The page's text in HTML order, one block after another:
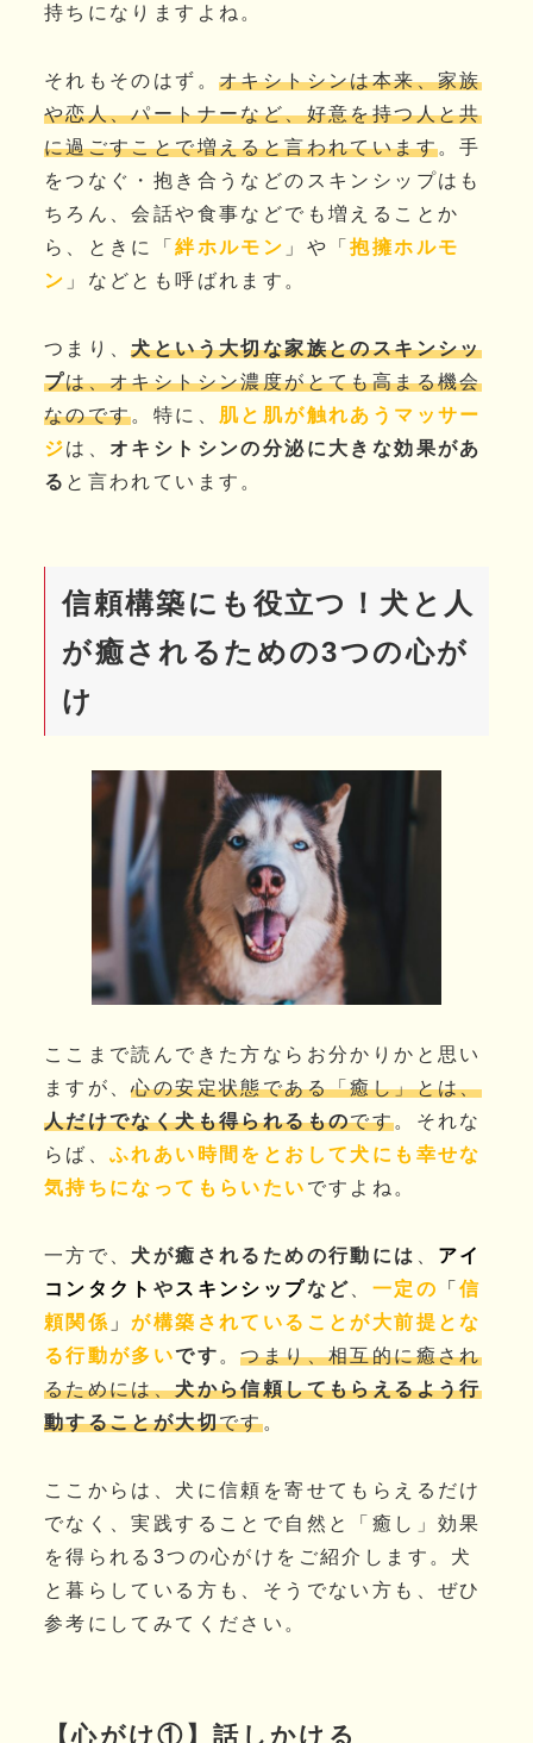
持ちになりますよね。
それもそのはず。 オキシトシンは本来、家族
や恋人、パートナーなど、好意を持つ人と共
に過ごすことで増えると言われています。手
をつなぐ・抱き合うなどのスキンシップはも
ちろん、会話や食事などでも増えることか
ら、ときに「絆ホルモン 」や「抱擁ホルモ
ン 」などとも呼ばれます。
つまり、犬という大切な家族とのスキンシッ
プは、オキシトシン濃度がとても高まる機会
なのです。特に、 肌と肌が触れあうマッサー
ジは、 オキシトシンの分泌に大きな効果があ
る と言われています。
信頼構築にも役立つ！犬と人
が癒されるための3つの心が
け
ここまで読んできた方ならお分かりかと思い
ますが、心の安定状態である「癒し」とは、
人だけでなく犬も得られるものです。それな
らば、 ふれあい時間をとおして犬にも幸せな
気持ちになってもらいたい ですよね。
一方で、 犬が癒されるための行動には
アイ
コンタクト や スキンシップなど 一定の 「信
頼関係 」が構築されていることが大前提とな
る行動が多いです 。つまり、相互的に癒され
るためには、犬から信頼してもらえるよう行
動することが大切です。
ここからは、犬に信頼を寄せてもらえるだけ
でなく、実践することで自然と「癒し」効果
を得られる3つの心がけをご紹介します。犬
と暮らしている方も、そうでない方も、ぜひ
参考にしてみてください。
【心がけ①】話しかける